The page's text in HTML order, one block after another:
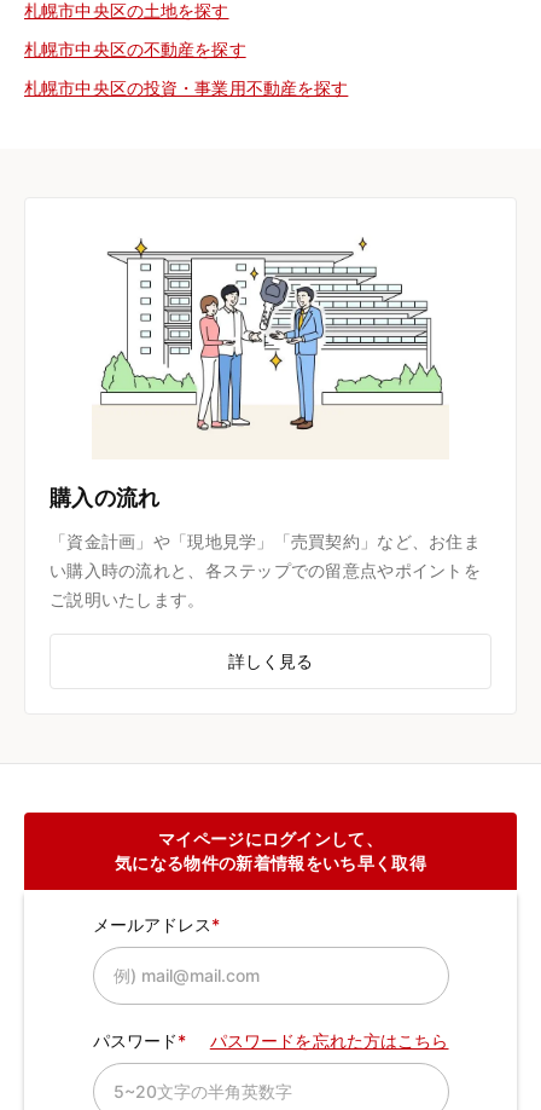
札幌市中央区の土地を探す
札幌市中央区の不動産を探す
札幌市中央区の投資・事業用不動産を探す
購入の流れ
「資金計画」や「現地見学」「売買契約」など、お住ま
い購入時の流れと、各ステップでの留意点やポイントを
ご説明いたします。
詳しく見る
マイページにログインして、
気になる物件の新着情報をいち早く取得
メールアドレス
パスワード パスワードを忘れた方はこちら